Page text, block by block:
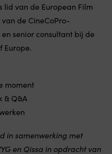
lid van de European Film
de CineCoPro-
senior consultant bij de
Europe.
moment
& Q&A
in samenwerking met
en Qissa in opdracht van